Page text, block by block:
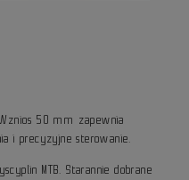
50 mm zapewnia
i precyzyjne sterowanie.
MTB. Starannie dobrane